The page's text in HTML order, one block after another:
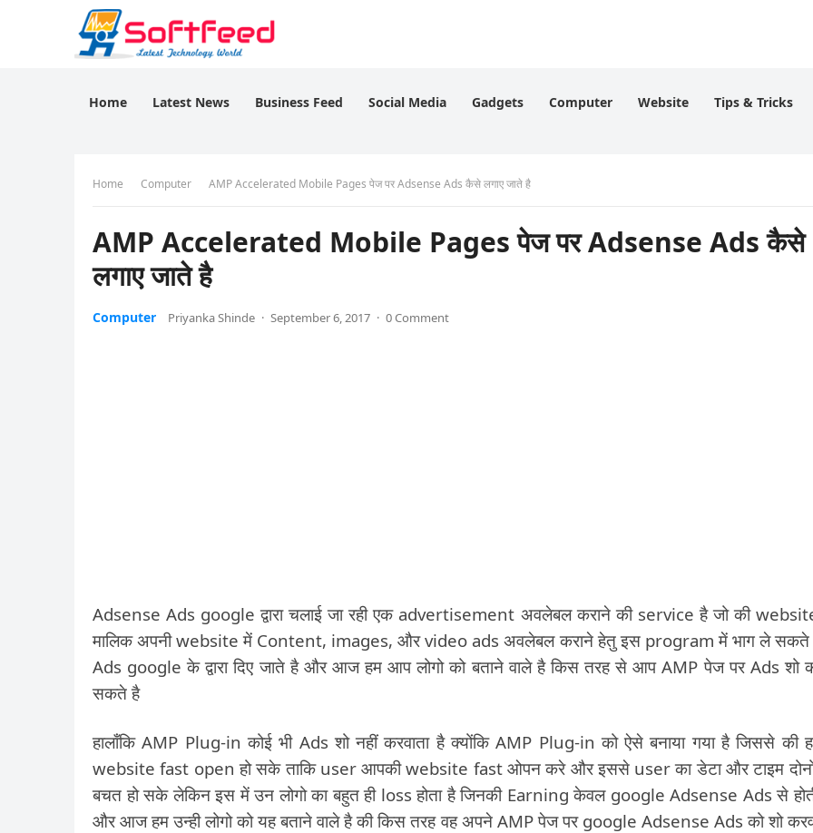
Home Latest News Business Feed Social Media Gadgets Computer Website Tips & Tricks
Home Computer AMP Accelerated Mobile Pages पेज पर Adsense Ads कैसे लगाए जाते है
AMP Accelerated Mobile Pages पेज पर Adsense Ads कैसे
लगाए जाते है
Computer Priyanka Shinde · September 6, 2017 · 0 Comment
Adsense Ads google द्वारा चलाई जा रही एक advertisement अवलेबल कराने की service है जो की
मालिक अपनी website में Content, images, और video ads अवलेबल कराने हेतु इस program में भाग ले सकते
Ads google के द्वारा दिए जाते है और आज हम आप लोगो को बताने वाले है किस तरह से आप AMP पेज पर Ads शो
सकते है
हालाँकि AMP Plug-in कोई भी Ads शो नहीं करवाता है क्योंकि AMP Plug-in को ऐसे बनाया गया है जिससे की
website fast open हो सके ताकि user आपकी website fast ओपन करे और इससे user का डेटा और टाइम
बचत हो सके लेकिन इस में उन लोगो का बहुत ही loss होता है जिनकी Earning केवल google Adsense Ads से
और आज हम उन्ही लोगो को यह बताने वाले है की किस तरह वह अपने AMP पेज पर google Adsense Ads को शो